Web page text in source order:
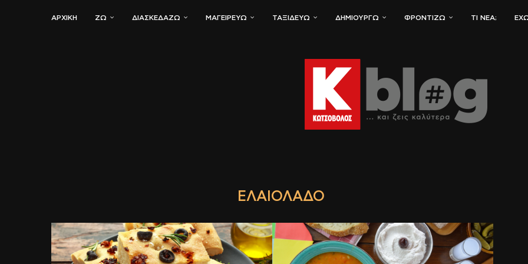
ΑΡΧΙΚΗ ΖΏ ΔΙΑΣΚΕΔΆΖΩ ΜΑΓΕΙΡΕΎΩ ΤΑΞΙΔΕΎΩ ΔΗΜΙΟΥΡΓΏ ΦΡΟΝΤΊΖΩ ΤΙ ΝΈΑ;
ΕΛΑΙΌΛΑΔΟ